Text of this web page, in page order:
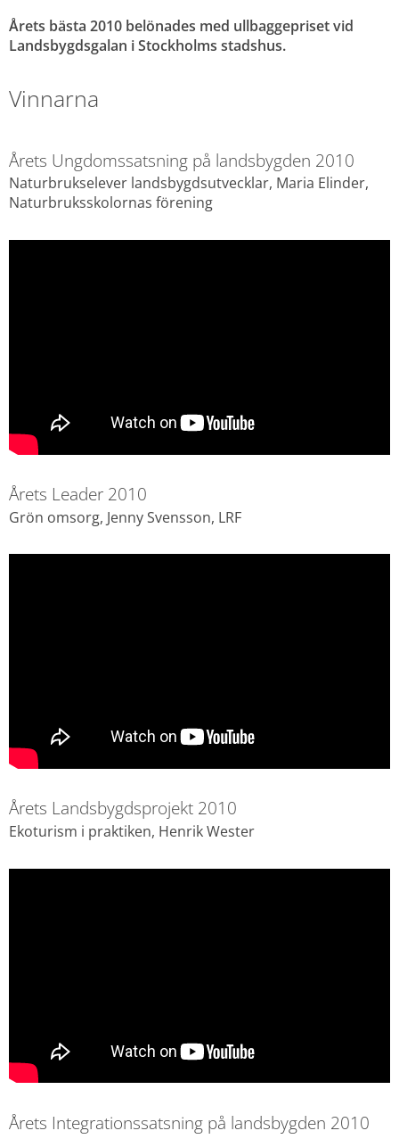
Årets bästa 2010 belönades med ullbaggepriset vid
Landsbygdsgalan i Stockholms stadshus.
Vinnarna
Årets Ungdomssatsning på landsbygden 2010
Naturbrukselever landsbygdsutvecklar, Maria Elinder,
Naturbruksskolornas förening
Årets Leader 2010
Grön omsorg, Jenny Svensson, LRF
Årets Landsbygdsprojekt 2010
Ekoturism i praktiken, Henrik Wester
Årets Integrationssatsning på landsbygden 2010